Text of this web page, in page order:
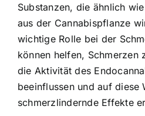
Substanzen, die ähnlich
aus der Cannabispflanze
wichtige Rolle bei der
können helfen, Schmerzen
die Aktivität des
beeinflussen und auf diese
schmerzlindernde Effekte